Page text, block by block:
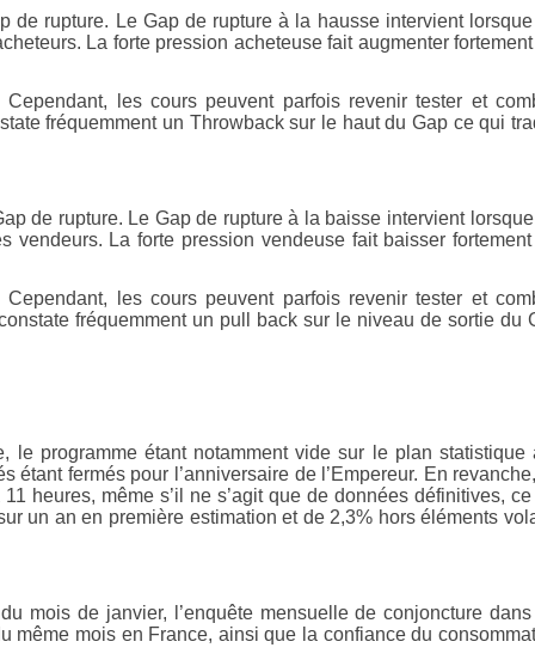
de rupture. Le Gap de rupture à la hausse intervient
La forte pression acheteuse fait augmenter
les cours peuvent parfois revenir tester et
fréquemment un Throwback sur le haut du Gap ce qui
de rupture. Le Gap de rupture à la baisse intervient
vendeurs. La forte pression vendeuse fait baisser
les cours peuvent parfois revenir tester et
fréquemment un pull back sur le niveau de sortie du
le programme étant notamment vide sur le plan statistique
fermés pour l’anniversaire de l’Empereur. En
heures, même s’il ne s’agit que de données définitives,
un an en première estimation et de 2,3% hors éléments
mois de janvier, l’enquête mensuelle de conjoncture
même mois en France, ainsi que la confiance du